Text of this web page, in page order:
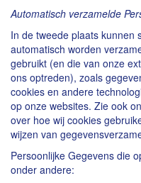
Automatisch verzamelde
In de tweede plaats kunnen
automatisch worden
gebruikt (en die van onze
ons optreden), zoals
cookies en andere
op onze websites. Zie ook
over hoe wij cookies
wijzen van
Persoonlijke Gegevens die
onder andere: